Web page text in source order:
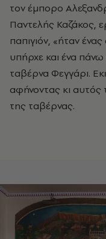
τον έμπορο
Παντελής Καζάκος,
παπιγιόν, «ήταν
υπήρχε και ένα
ταβέρνα Φεγγάρι.
αφήνοντας κι
της ταβέρνας.